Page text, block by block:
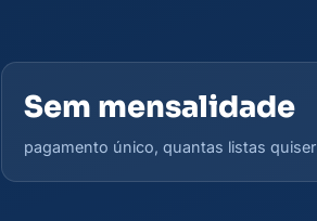
Sem mensalidade
pagamento único, quantas listas quiser